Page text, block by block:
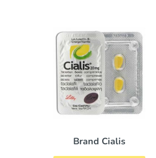
Silagra